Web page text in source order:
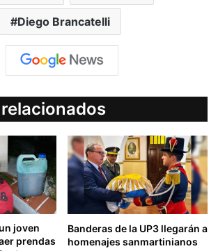
Diego Brancatelli
joven
prendas
Banderas de la UP3 llegarán a
homenajes sanmartinianos